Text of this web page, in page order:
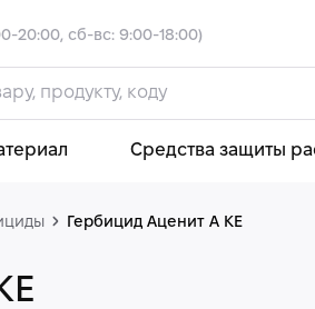
20:00, сб-вс: 9:00-18:00)
Средства защиты
Гербицид Аценит А КЕ